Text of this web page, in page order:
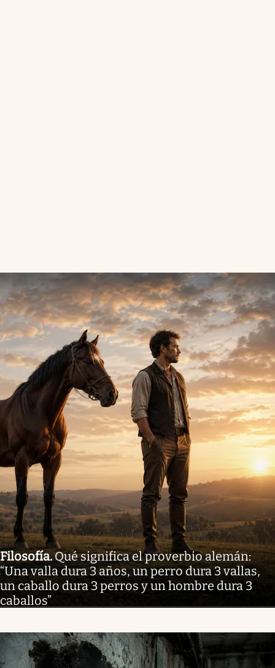
Filosofía.Qué significa el proverbio alemán:
“Una valla dura 3 años, un perro dura 3 vallas,
un caballo dura 3 perros y un hombre dura 3
caballos”